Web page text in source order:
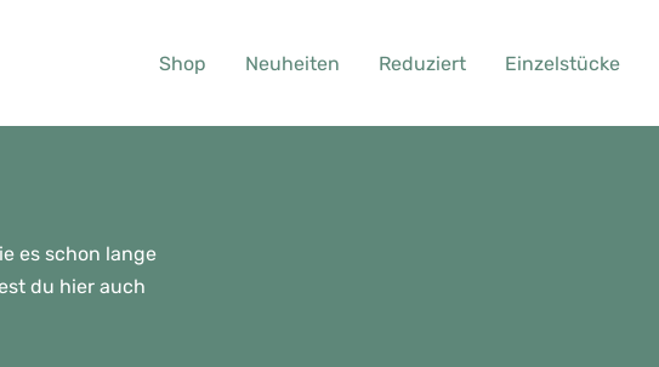
Shop Neuheiten Reduziert Einzelstücke
es schon lange
du hier auch